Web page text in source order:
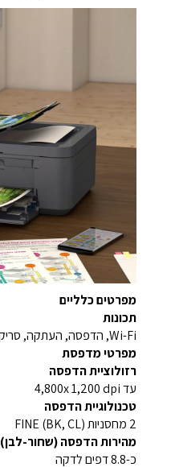
מפרטים כלליים
תכונות
Wi-Fi, הדפסה, העתקה, סריקה, פקס, ענן
מפרטי מדפסת
רזולוציית הדפסה
עד 4,800x 1,200 dpi
טכנולוגיית הדפסה
2 מחסניות FINE (BK, CL)
מהירות הדפסה (שחור-לבן)
כ-8.8 דפים לדקה